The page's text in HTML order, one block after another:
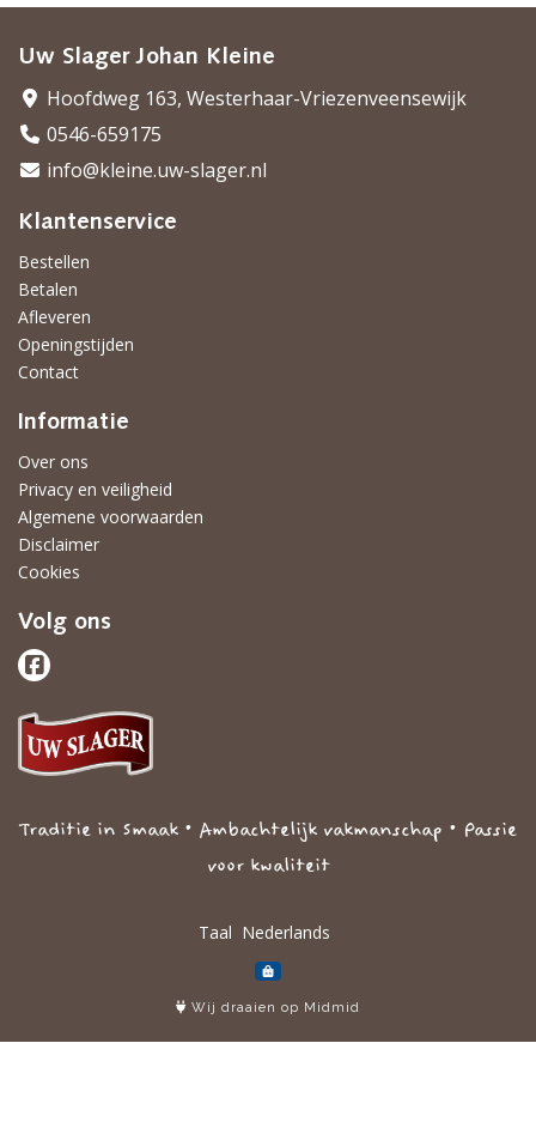
Uw Slager Johan Kleine
Hoofdweg 163, Westerhaar-Vriezenveensewijk
0546-659175
info@kleine.uw-slager.nl
Klantenservice
Bestellen
Betalen
Afleveren
Openingstijden
Contact
Informatie
Over ons
Privacy en veiligheid
Algemene voorwaarden
Disclaimer
Cookies
Volg ons
Traditie in Smaak • Ambachtelijk vakmanschap • Passie
voor kwaliteit
Taal
Wij draaien op Midmid